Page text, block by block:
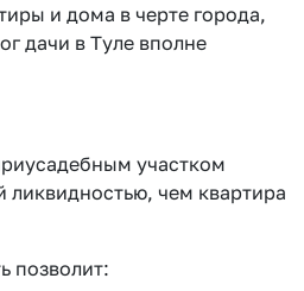
и дома в черте города,
дачи в Туле вполне
участком
ликвидностью, чем квартира
позволит: